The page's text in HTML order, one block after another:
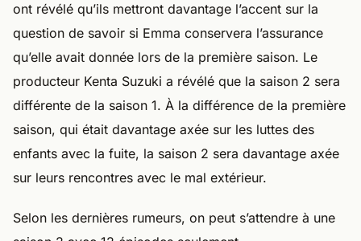
ont révélé qu’ils mettront davantage l’accent sur la
question de savoir si Emma conservera l’assurance
qu’elle avait donnée lors de la première saison. Le
producteur Kenta Suzuki a révélé que la saison 2 sera
différente de la saison 1. À la différence de la première
saison, qui était davantage axée sur les luttes des
enfants avec la fuite, la saison 2 sera davantage axée
sur leurs rencontres avec le mal extérieur.
Selon les dernières rumeurs, on peut s’attendre à une